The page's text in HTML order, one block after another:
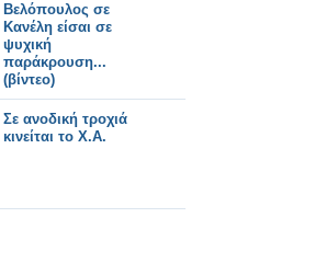
Βελόπουλος σε
Κανέλη είσαι σε
ψυχική
παράκρουση...
(βίντεο)
Σε ανοδική τροχιά
κινείται το Χ.Α.